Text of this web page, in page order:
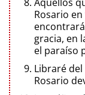
Rosario
gracia, en
el paraíso
Libraré
Rosario